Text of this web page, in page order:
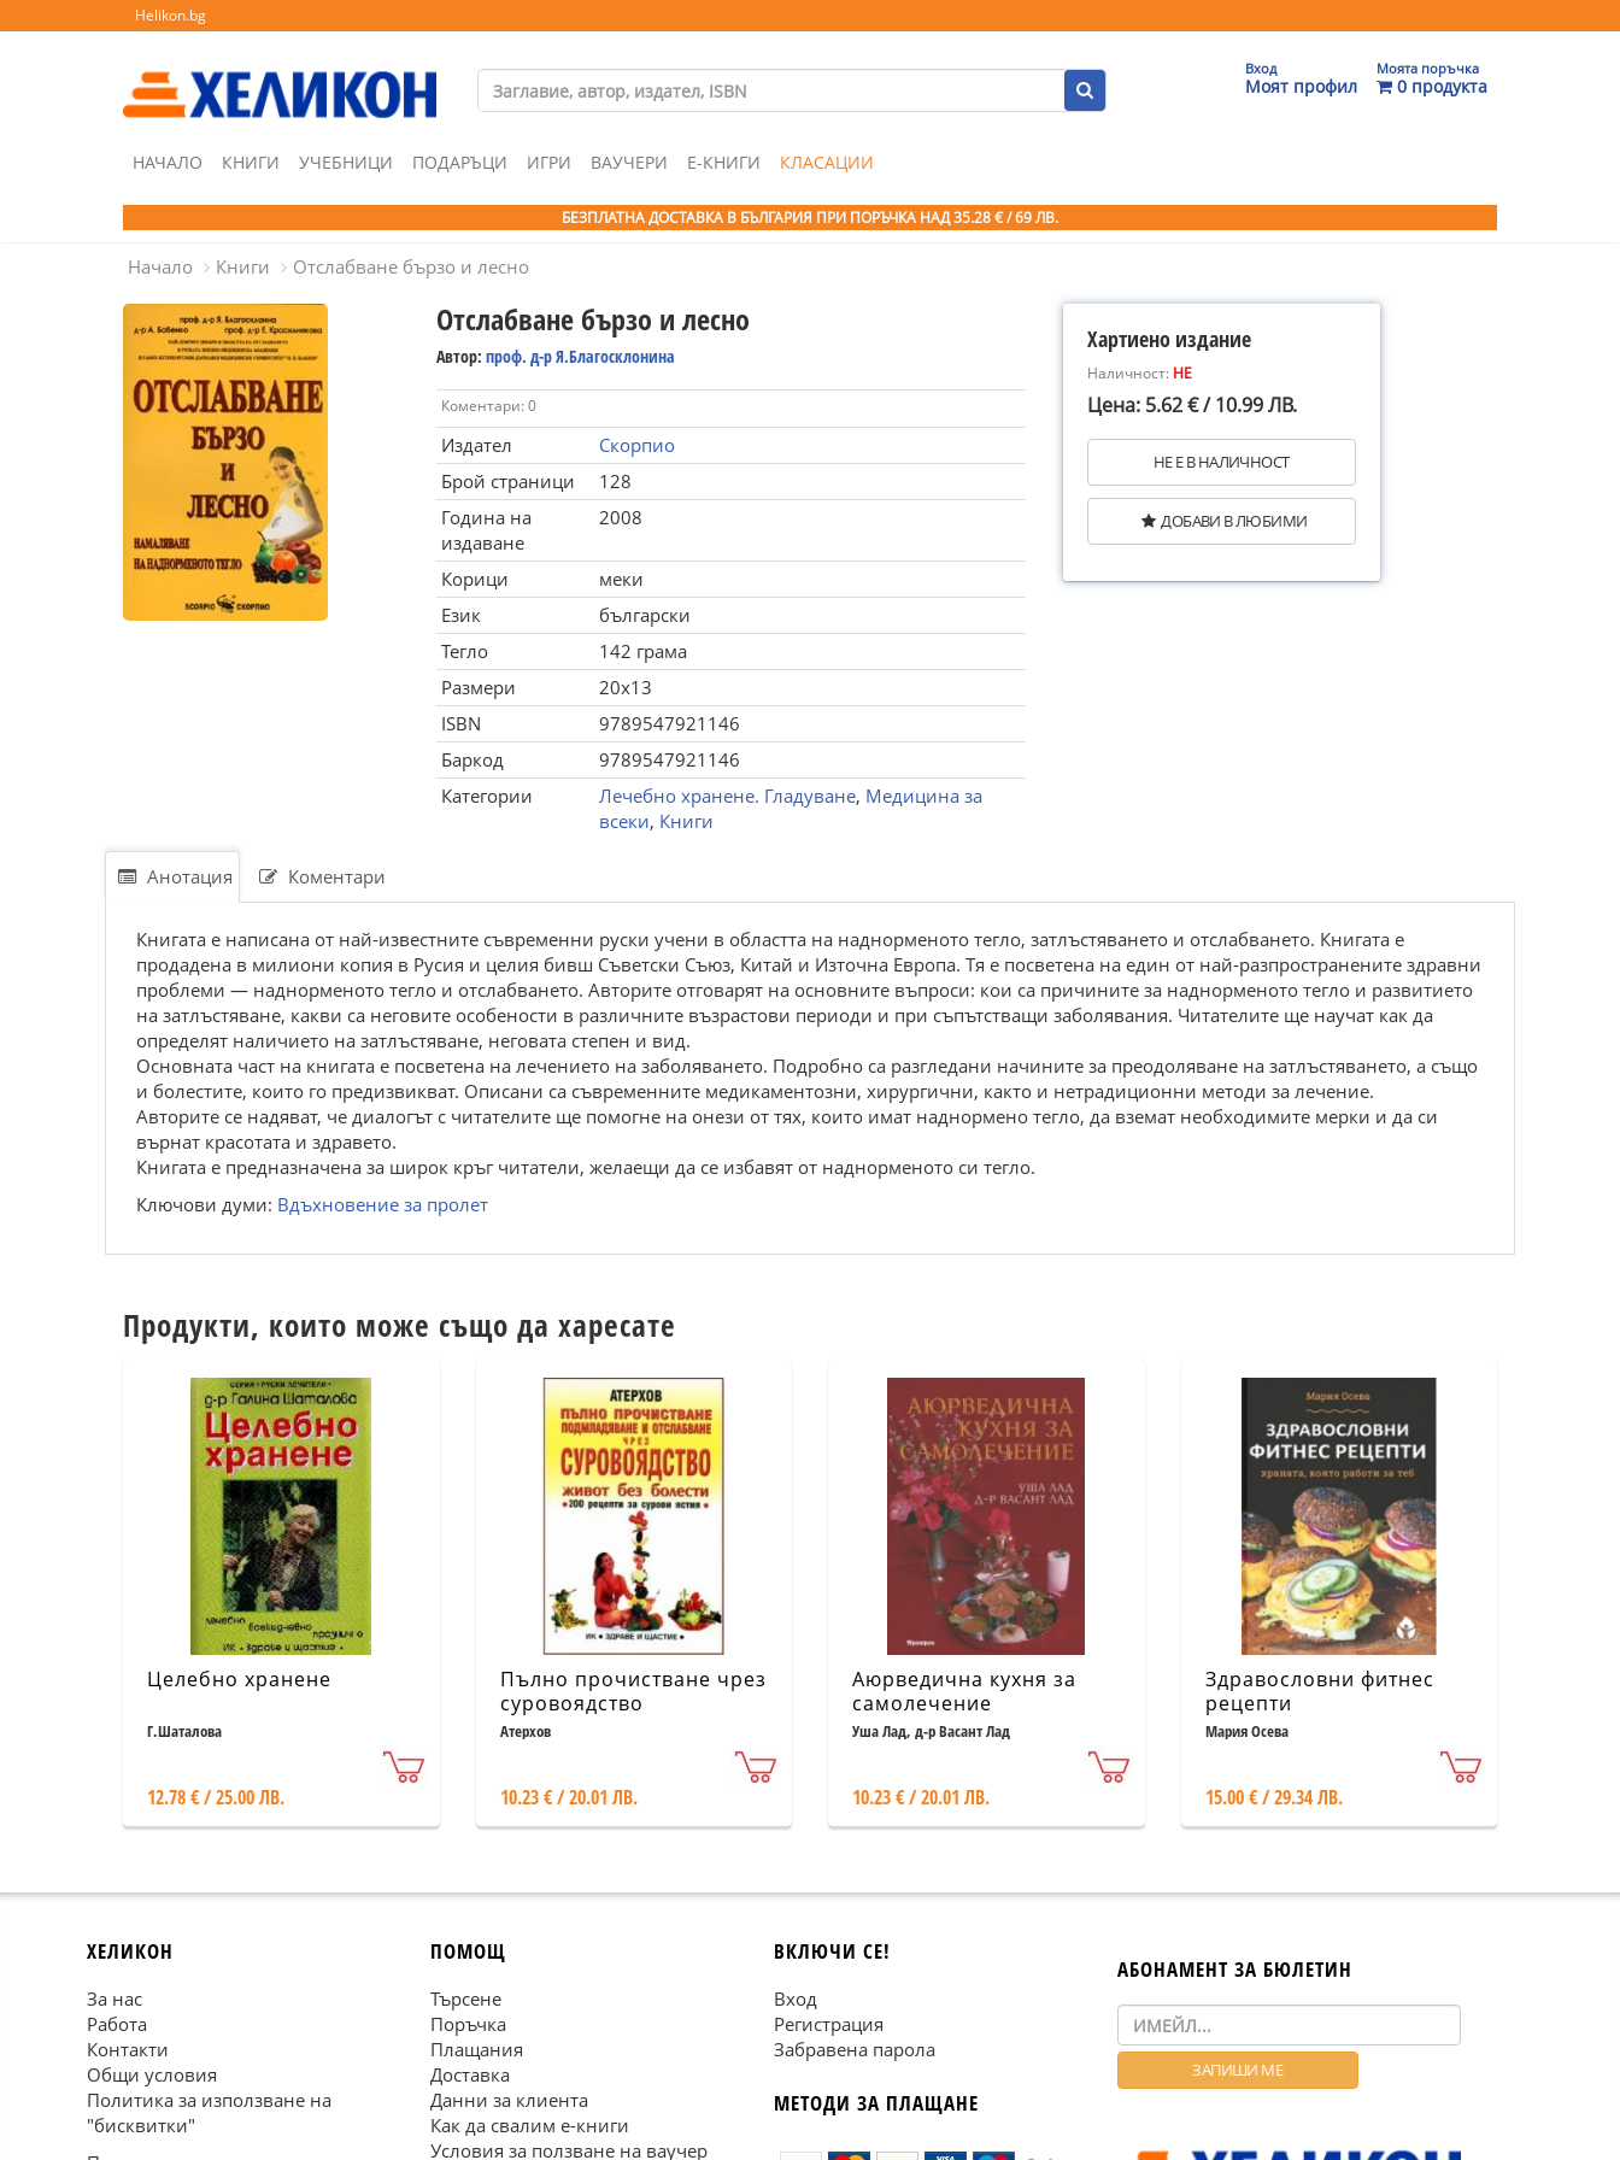
Helikon.bg
Вход
Моят профил
Моята поръчка
0 продукта
НАЧАЛО КНИГИ УЧЕБНИЦИ ПОДАРЪЦИ ИГРИ ВАУЧЕРИ Е-КНИГИ КЛАСАЦИИ
БЕЗПЛАТНА ДОСТАВКА В БЪЛГАРИЯ ПРИ ПОРЪЧКА НАД 35.28 € / 69 ЛВ.
Начало Книги Отслабване бързо и лесно
Отслабване бързо и лесно
Автор: проф. д-р Я.Благосклонина
Коментари: 0
Издател
Скорпио
Брой страници
128
Година на
издаване
2008
Корици
меки
Език
български
Тегло
142 грама
Размери
20x13
ISBN
9789547921146
Баркод
9789547921146
Категории
Лечебно хранене. Гладуване, Медицина за
всеки, Книги
Хартиено издание
Наличност: НЕ
Цена: 5.62 € / 10.99 ЛВ.
НЕ Е В НАЛИЧНОСТ
ДОБАВИ В ЛЮБИМИ
Анотация Коментари
Книгата е написана от най-известните съвременни руски учени в областта на наднорменото тегло, затлъстяването и отслабването. Книгата е
продадена в милиони копия в Русия и целия бивш Съветски Съюз, Китай и Източна Европа. Тя е посветена на един от най-разпространените здравни
проблеми — наднорменото тегло и отслабването. Авторите отговарят на основните въпроси: кои са причините за наднорменото тегло и развитието
на затлъстяване, какви са неговите особености в различните възрастови периоди и при съпътстващи заболявания. Читателите ще научат как да
определят наличието на затлъстяване, неговата степен и вид.
Основната част на книгата е посветена на лечението на заболяването. Подробно са разгледани начините за преодоляване на затлъстяването, а също
и болестите, които го предизвикват. Описани са съвременните медикаментозни, хирургични, както и нетрадиционни методи за лечение.
Авторите се надяват, че диалогът с читателите ще помогне на онези от тях, които имат наднормено тегло, да вземат необходимите мерки и да си
върнат красотата и здравето.
Книгата е предназначена за широк кръг читатели, желаещи да се избавят от наднорменото си тегло.
Ключови думи: Вдъхновение за пролет
Продукти, които може също да харесате
Целебно хранене
Г.Шаталова
12.78 € / 25.00 ЛВ.
Пълно прочистване чрез
суровоядство
Атерхов
10.23 € / 20.01 ЛВ.
Аюрведична кухня за
самолечение
Уша Лад, д-р Васант Лад
10.23 € / 20.01 ЛВ.
Здравословни фитнес
рецепти
Мария Осева
15.00 € / 29.34 ЛВ.
ХЕЛИКОН
За нас
Работа
Контакти
Общи условия
Политика за използване на
"бисквитки"
ПОМОЩ
Търсене
Поръчка
Плащания
Доставка
Данни за клиента
Как да свалим е-книги
Условия за ползване на ваучер
ВКЛЮЧИ СЕ!
Вход
Регистрация
Забравена парола
МЕТОДИ ЗА ПЛАЩАНЕ
АБОНАМЕНТ ЗА БЮЛЕТИН